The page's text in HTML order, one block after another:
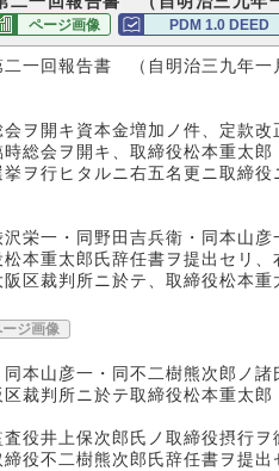
ページ画像 PDM 1.0 DEED
二一回報告書 （自明治三九年一
ヲ開キ資本金増加ノ件、定款
総会ヲ開キ、取締役松本重太
ヲ行ヒタルニ右五名更ニ取締役
栄一・同野田吉兵衛・同本山
本重太郎氏辞任書ヲ提出セリ
区裁判所ニ於テ、取締役松本重
ジ画像
本山彦一・同不二樹熊次郎ノ
裁判所ニ於テ取締役松本重太
役井上保次郎氏ノ取締役摂行ヲ
役不二樹熊次郎氏辞任書ヲ提出